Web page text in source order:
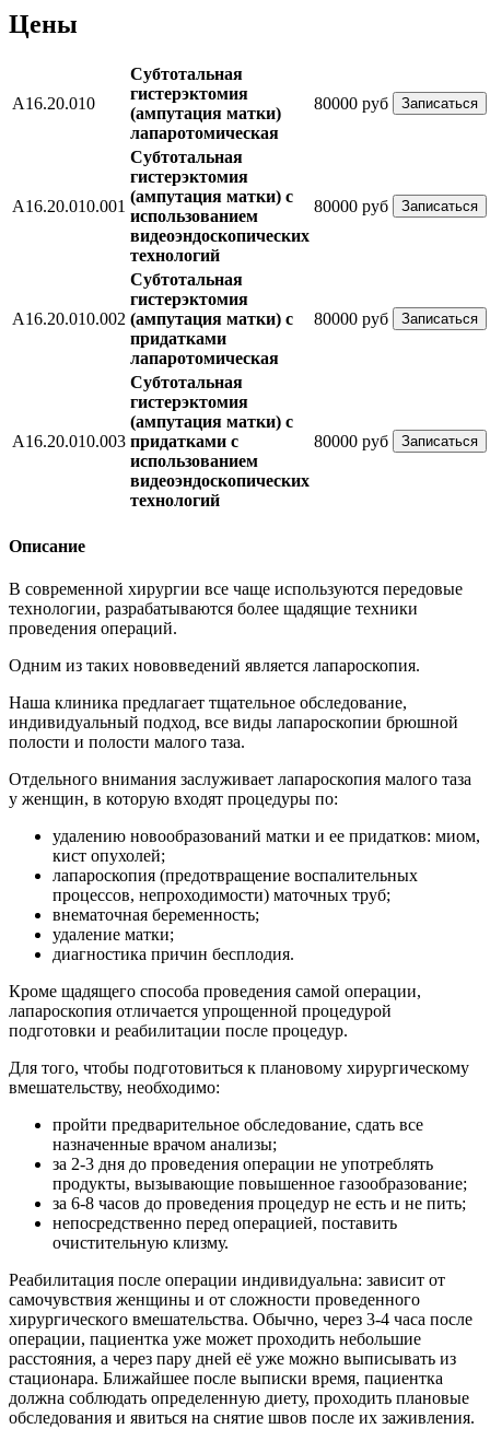
Цены
A16.20.010
Субтотальная
гистерэктомия
(ампутация матки)
лапаротомическая
80000 руб Записаться
A16.20.010.001
Субтотальная
гистерэктомия
(ампутация матки) с
использованием
видеоэндоскопических
технологий
80000 руб Записаться
A16.20.010.002
Субтотальная
гистерэктомия
(ампутация матки) с
придатками
лапаротомическая
80000 руб Записаться
A16.20.010.003
Субтотальная
гистерэктомия
(ампутация матки) с
придатками с
использованием
видеоэндоскопических
технологий
80000 руб Записаться
Описание
В современной хирургии все чаще используются передовые
технологии, разрабатываются более щадящие техники
проведения операций.
Одним из таких нововведений является лапароскопия.
Наша клиника предлагает тщательное обследование,
индивидуальный подход, все виды лапароскопии брюшной
полости и полости малого таза.
Отдельного внимания заслуживает лапароскопия малого таза
у женщин, в которую входят процедуры по:
удалению новообразований матки и ее придатков: миом,
кист опухолей;
лапароскопия (предотвращение воспалительных
процессов, непроходимости) маточных труб;
внематочная беременность;
удаление матки;
диагностика причин бесплодия.
Кроме щадящего способа проведения самой операции,
лапароскопия отличается упрощенной процедурой
подготовки и реабилитации после процедур.
Для того, чтобы подготовиться к плановому хирургическому
вмешательству, необходимо:
пройти предварительное обследование, сдать все
назначенные врачом анализы;
за 2-3 дня до проведения операции не употреблять
продукты, вызывающие повышенное газообразование;
за 6-8 часов до проведения процедур не есть и не пить;
непосредственно перед операцией, поставить
очистительную клизму.
Реабилитация после операции индивидуальна: зависит от
самочувствия женщины и от сложности проведенного
хирургического вмешательства. Обычно, через 3-4 часа после
операции, пациентка уже может проходить небольшие
расстояния, а через пару дней её уже можно выписывать из
стационара. Ближайшее после выписки время, пациентка
должна соблюдать определенную диету, проходить плановые
обследования и явиться на снятие швов после их заживления.